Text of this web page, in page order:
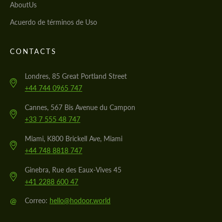
AboutUs
Acuerdo de términos de Uso
CONTACTS
Londres, 85 Great Portland Street
+44 744 0965 747
Cannes, 567 Bis Avenue du Campon
+33 7 555 48 747
Miami, K800 Brickell Ave, Miami
+44 748 8818 747
Ginebra, Rue des Eaux-Vives 45
+41 2288 600 47
@ Correo: hello@hodoor.world